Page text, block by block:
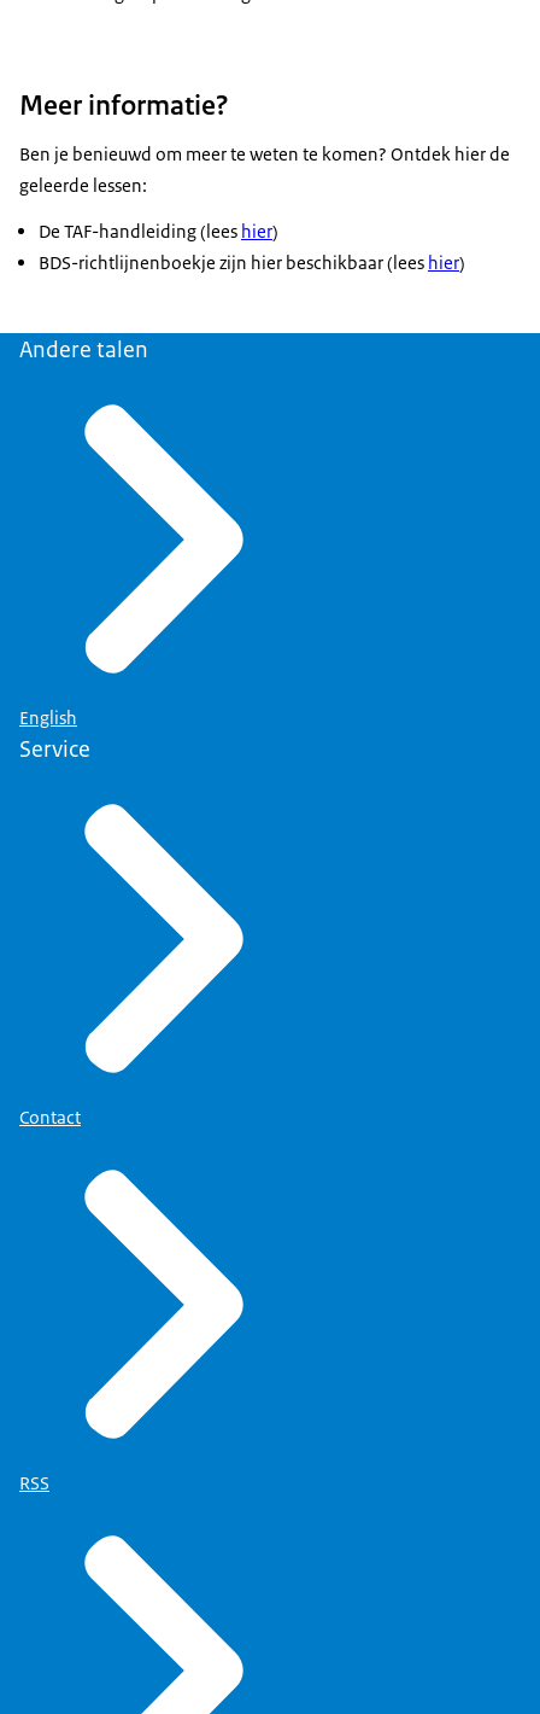
Meer informatie?
Ben je benieuwd om meer te weten te komen? Ontdek hier de
geleerde lessen:
De TAF-handleiding (lees hier)
BDS-richtlijnenboekje zijn hier beschikbaar (lees hier)
Andere talen
English
Service
Contact
RSS